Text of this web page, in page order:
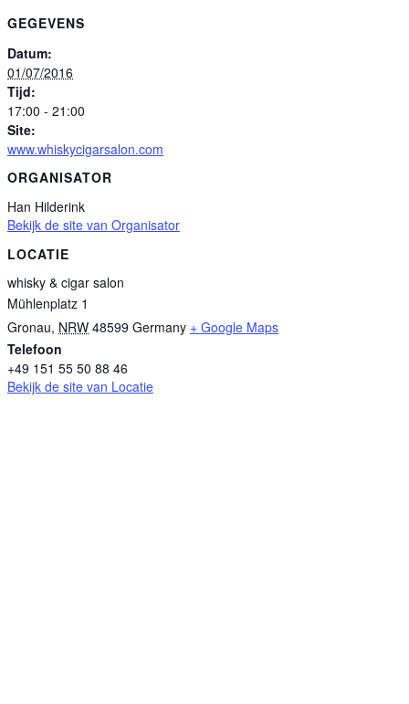
GEGEVENS
Datum:
01/07/2016
Tijd:
17:00 - 21:00
Site:
www.whiskycigarsalon.com
ORGANISATOR
Han Hilderink
Bekijk de site van Organisator
LOCATIE
whisky & cigar salon
Mühlenplatz 1
Gronau, NRW 48599 Germany + Google Maps
Telefoon
+49 151 55 50 88 46
Bekijk de site van Locatie